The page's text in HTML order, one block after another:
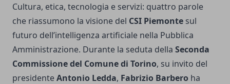
Cultura, etica, tecnologia e servizi: quattro parole
che riassumono la visione del CSI Piemonte sul
futuro dell’intelligenza artificiale nella Pubblica
Amministrazione. Durante la seduta della Seconda
Commissione del Comune di Torino, su invito del
presidenteAntonio Ledda, Fabrizio Barbero ha